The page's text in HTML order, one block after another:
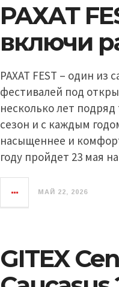
РАХАТ
включи
РАХАТ FEST – один из
фестивалей под
несколько лет
сезон и с каждым
насыщеннее и
году пройдет 23 мая на
МАЙ 22, 2026
GITEX